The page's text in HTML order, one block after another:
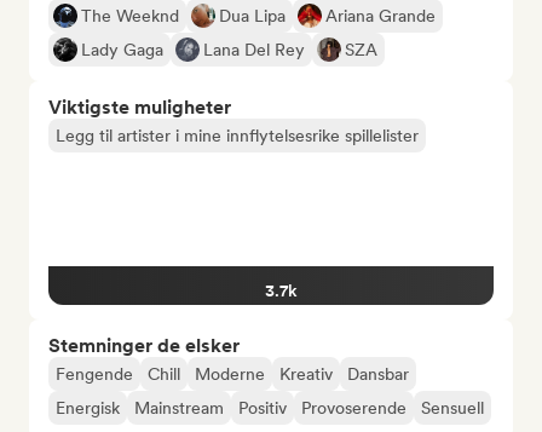
The Weeknd Dua Lipa
Ariana Grande
Lady Gaga
Lana Del Rey SZA
Viktigste muligheter
Legg til artister i mine innflytelsesrike spillelister
3.7k
Stemninger de elsker
Fengende Chill Moderne Kreativ
Dansbar
Energisk
Mainstream Positiv Provoserende Sensuell